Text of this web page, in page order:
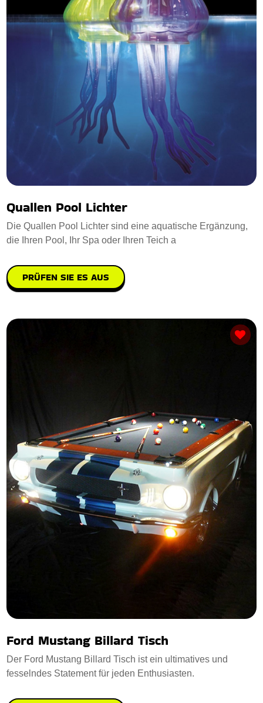
Quallen Pool Lichter
Die Quallen Pool Lichter sind eine aquatische Ergänzung,
die Ihren Pool, Ihr Spa oder Ihren Teich a
PRÜFEN SIE ES AUS
Ford Mustang Billard Tisch
Der Ford Mustang Billard Tisch ist ein ultimatives und
fesselndes Statement für jeden Enthusiasten.